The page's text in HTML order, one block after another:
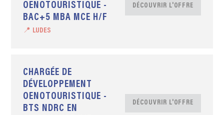
OENOTOURISTIQUE -
BAC+5 MBA MCE H/F
📍 LUDES
DÉCOUVRIR L'OFFRE
CHARGÉE DE
DÉVELOPPEMENT
OENOTOURISTIQUE -
BTS NDRC EN
DÉCOUVRIR L'OFFRE